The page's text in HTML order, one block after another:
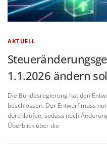
AKTUELL
1.1.2026 ändern
Die Bundesregierung hat den
beschlossen. Der Entwurf muss
durchlaufen, sodass noch
Überblick über die